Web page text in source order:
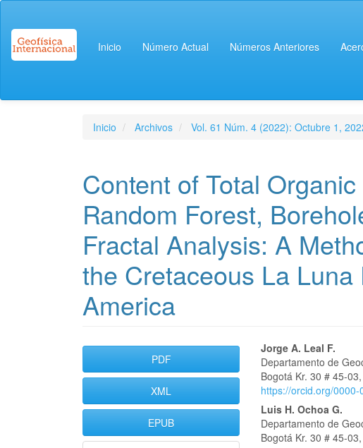
Contenido
principal
Barra
Inicio Número Actual Números Anteriores
Inicio Archivos Vol. 61 Núm. 4 (2022): Octubre 1,
Content of Total
Random Forest,
Fractal Analysis: A
the Cretaceous La
America
Barra
lateral
del
artículo
PDF
XML
EPUB
Contenido
principal
del
artículo
Jorge A. Leal F.
Departamento de
Bogotá Kr. 30 # 45-
https://orcid.org/
Luis H. Ochoa G.
Departamento de
Bogotá Kr. 30 # 45-